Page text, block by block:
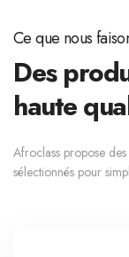
Ce que nous
Des
haute
Afroclass propose
sélectionnés pour